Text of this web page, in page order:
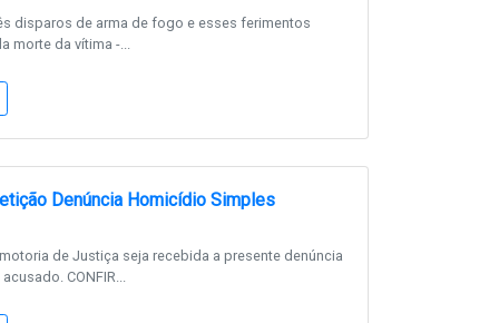
disparos de arma de fogo e esses ferimentos
morte da vítima -...
Denúncia Homicídio Simples
de Justiça seja recebida a presente denúncia
CONFIR...